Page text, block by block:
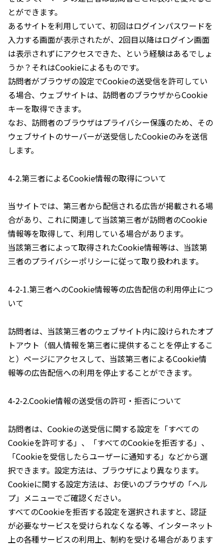
とができます。
あるサイトを利用していて、初回はログインパスワードを
入力する画面が表示されたが、2回目以降はログイン画面
は表示されずにアクセスできた、という経験はあるでしょ
うか？それはCookieによるものです。
訪問者がブラウザの設定でCookieの送受信を許可してい
る場合、ウェブサイトは、訪問者のブラウザからCookie
キーを取得できます。
なお、訪問者のブラウザはプライバシー保護のため、その
ウェブサイトのサーバーが送受信したCookieのみを送信
します。
4-2.第三者によるCookie情報の取得について
当サイトでは、第三者から配信される広告が掲載される場
合があり、これに関連して当該第三者が訪問者のCookie
情報等を取得して、利用している場合があります。
当該第三者によって取得されたCookie情報等は、当該第
三者のプライバシーポリシーに従って取り扱われます。
4-2-1.第三者へのCookie情報等の広告配信の利用停止につ
いて
訪問者は、当該第三者のウェブサイト内に設けられたオプ
トアウト（個人情報を第三者に提供することを停止するこ
と）ページにアクセスして、当該第三者によるCookie情
報等の広告配信への利用を停止することができます。
4-2-2.Cookie情報の送受信の許可・拒否について
訪問者は、Cookieの送受信に関する設定を「すべての
Cookieを許可する」、「すべてのCookieを拒否する」、
「Cookieを受信したらユーザーに通知する」などから選
択できます。設定方法は、ブラウザにより異なります。
Cookieに関する設定方法は、お使いのブラウザの「ヘル
プ」メニューでご確認ください。
すべてのCookieを拒否する設定を選択されますと、認証
が必要なサービスを受けられなくなる等、インターネット
上の各種サービスの利用上、制約を受ける場合があります